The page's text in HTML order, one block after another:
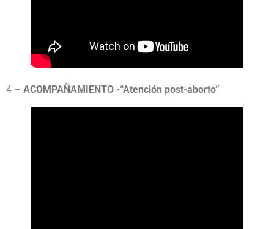
4 – ACOMPAÑAMIENTO -“Atención post-aborto”